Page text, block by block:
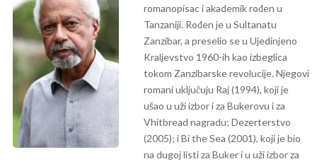
romanopisac i akademik rođen u
Tanzaniji. Rođen je u Sultanatu
Zanzibar, a preselio se u Ujedinjeno
Kraljevstvo 1960-ih kao izbeglica
tokom Zanzibarske revolucije. Njegovi
romani uključuju Raj (1994), koji je
ušao u uži izbor i za Bukerovu i za
Vhitbread nagradu; Dezerterstvo
(2005); i Bi the Sea (2001), koji je bio
na dugoj listi za Buker i u uži izbor za